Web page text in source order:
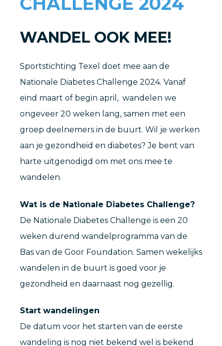
WANDEL OOK MEE!
Sportstichting Texel doet mee aan de
Nationale Diabetes Challenge 2024. Vanaf
eind maart of begin april, wandelen we
ongeveer 20 weken lang, samen met een
groep deelnemers in de buurt. Wil je werken
aan je gezondheid en diabetes? Je bent van
harte uitgenodigd om met ons mee te
wandelen.
Wat is de Nationale Diabetes Challenge?
De Nationale Diabetes Challenge is een 20
weken durend wandelprogramma van de
Bas van de Goor Foundation. Samen wekelijks
wandelen in de buurt is goed voor je
gezondheid en daarnaast nog gezellig.
Start wandelingen
De datum voor het starten van de eerste
wandeling is nog niet bekend wel is bekend